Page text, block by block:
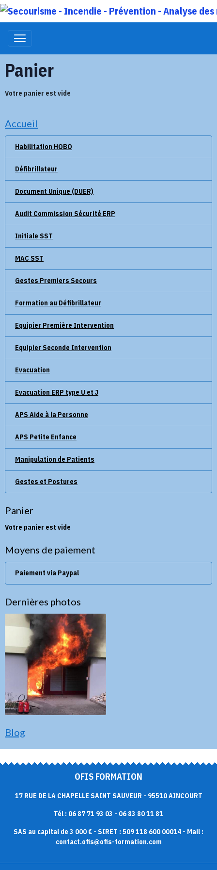
Panier
Votre panier est vide
Accueil
Habilitation HOBO
Défibrillateur
Document Unique (DUER)
Audit Commission Sécurité ERP
Initiale SST
MAC SST
Gestes Premiers Secours
Formation au Défibrillateur
Equipier Première Intervention
Equipier Seconde Intervention
Evacuation
Evacuation ERP type U et J
APS Aide à la Personne
APS Petite Enfance
Manipulation de Patients
Gestes et Postures
Panier
Votre panier est vide
Moyens de paiement
Paiement via Paypal
Dernières photos
Blog
OFIS FORMATION
17 RUE DE LA CHAPELLE SAINT SAUVEUR - 95510 AINCOURT
Tél : 06 87 71 93 03 - 06 83 80 11 81
SAS au capital de 3 000 € - SIRET : 509 118 600 00014 - Mail :
contact.ofis@ofis-formation.com